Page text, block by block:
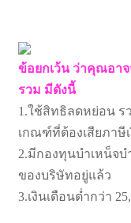
ข้อยกเว้น ว่าคุณอา
รวม มีดังนี้
1.ใช้สิทธิลดหย่อน ร
เกณฑ์ที่ต้องเสียภาษี
2.มีกองทุนบำเหน็จ
ของบริษัทอยู่แล้ว
3.เงินเดือนต่ำกว่า